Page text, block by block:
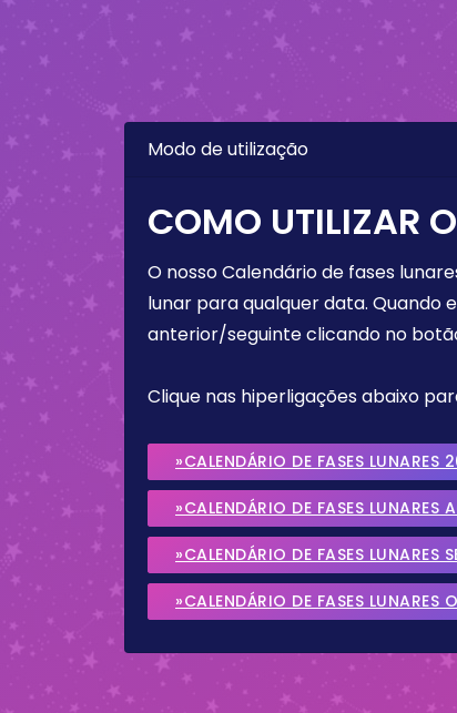
Modo de utilização
COMO UTILIZAR
O nosso Calendário de fases
lunar para qualquer data. Quando
anterior/seguinte clicando no
Clique nas hiperligações abaixo
»CALENDÁRIO DE FASES LUNARES
»CALENDÁRIO DE FASES
»CALENDÁRIO DE FASES LUNARES
»CALENDÁRIO DE FASES LUNARES